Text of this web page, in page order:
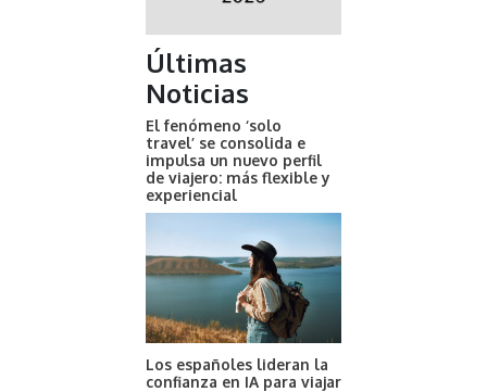
Últimas
Noticias
El fenómeno ‘solo
travel’ se consolida e
impulsa un nuevo perfil
de viajero: más flexible y
experiencial
Los españoles lideran la
confianza en IA para viajar